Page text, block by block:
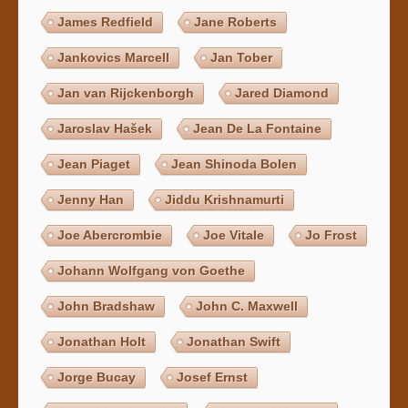
James Redfield Jane Roberts
Jankovics Marcell Jan Tober
Jan van Rijckenborgh Jared Diamond
Jaroslav Hašek Jean De La Fontaine
Jean Piaget Jean Shinoda Bolen
Jenny Han Jiddu Krishnamurti
Joe Abercrombie Joe Vitale Jo Frost
Johann Wolfgang von Goethe
John Bradshaw John C. Maxwell
Jonathan Holt Jonathan Swift
Jorge Bucay Josef Ernst